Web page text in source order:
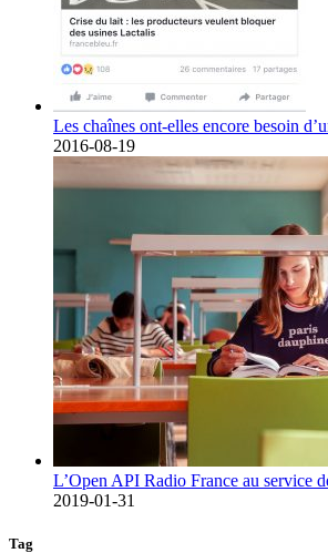
Les chaînes ont-elles encore besoin
2016-08-19
L’Open API Radio France au service
2019-01-31
Tag